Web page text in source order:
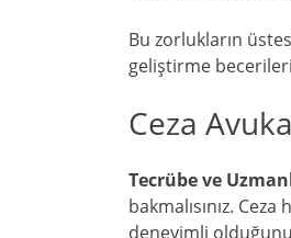
Bu zorlukların
geliştirme
Ceza
Tecrübe ve
bakmalısınız.
deneyimli